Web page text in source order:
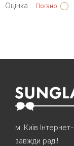
Оцінка Погано
м. Київ
завжди раді!